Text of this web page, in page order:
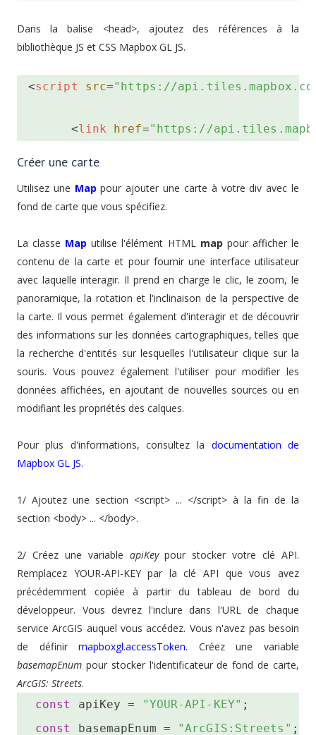
Dans la balise <head>, ajoutez des références à la
bibliothèque JS et CSS Mapbox GL JS.
<script src="https://
<link href="https://
Créer une carte
Utilisez une Map pour ajouter une carte à votre div avec le
fond de carte que vous spécifiez.
La classe Map utilise l'élément HTML map pour afficher le
contenu de la carte et pour fournir une interface utilisateur
avec laquelle interagir. Il prend en charge le clic, le zoom, le
panoramique, la rotation et l'inclinaison de la perspective de
la carte. Il vous permet également d'interagir et de découvrir
des informations sur les données cartographiques, telles que
la recherche d'entités sur lesquelles l'utilisateur clique sur la
souris. Vous pouvez également l'utiliser pour modifier les
données affichées, en ajoutant de nouvelles sources ou en
modifiant les propriétés des calques.
Pour plus d'informations, consultez la documentation de
Mapbox GL JS.
1/ Ajoutez une section <script> ... </script> à la fin de la
section <body> ... </body>.
2/ Créez une variable apiKeypour stocker votre clé API.
Remplacez YOUR-API-KEY par la clé API que vous avez
précédemment copiée à partir du tableau de bord du
développeur. Vous devrez l'inclure dans l'URL de chaque
service ArcGIS auquel vous accédez. Vous n'avez pas besoin
de définirmapboxgl.accessToken. Créez une variable
basemapEnum pour stocker l'identificateur de fond de carte,
ArcGIS: Streets.
const
apiKey = "YOUR-API-KEY" ;
const
basemapEnum = "ArcGIS:Streets" ;